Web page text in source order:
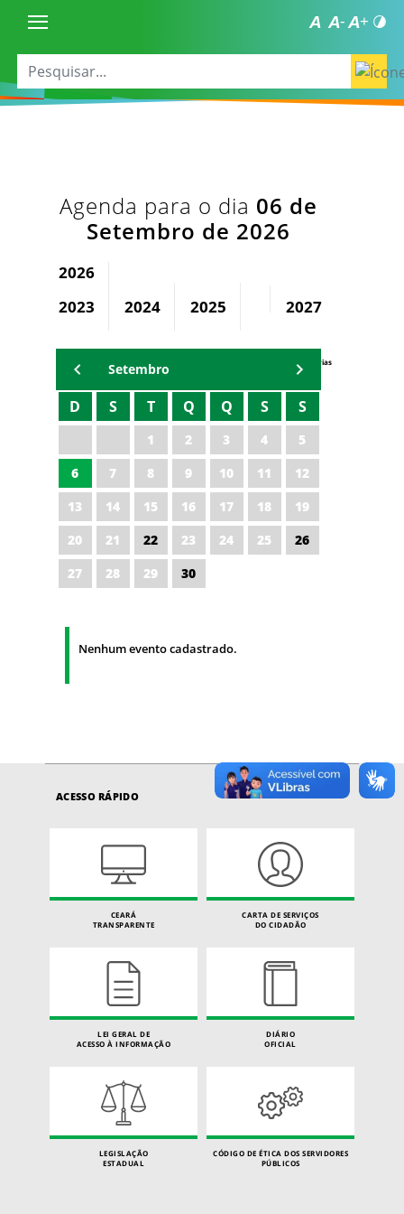
Agenda para o dia 06 de
Setembro de 2026
2026
2023
2024 2025 2027
Agenda Secretárias
Setembro
D S T Q Q S S
1 2 3 4
5
6
7 8 9 10 11
12
13
14 15 16 17 18
19
20
21 22 23 24 25
26
27
28 29 30
Nenhum evento cadastrado.
ACESSO RÁPIDO
CEARÁ
TRANSPARENTE
CARTA DE SERVIÇOS
DO CIDADÃO
LEI GERAL DE
ACESSO À INFORMAÇÃO
DIÁRIO
OFICIAL
LEGISLAÇÃO
ESTADUAL
CÓDIGO DE ÉTICA DOS SERVIDORES
PÚBLICOS